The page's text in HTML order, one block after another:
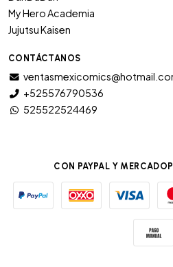
My Hero Academia
Jujutsu Kaisen
CONTÁCTANOS
+525576790536
525522524469
CON PAYPAL Y